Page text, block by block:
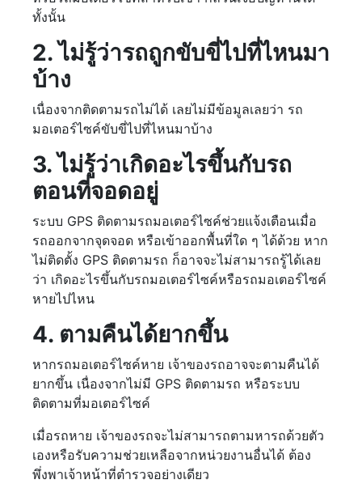
ทั้งนั้น
2. ไม่รู้ว่ารถถูกขับขี่ไปที่ไหนมา
บ้าง
เนื่องจากติดตามรถไม่ได้ เลยไม่มีข้อมูลเลยว่า รถ
มอเตอร์ไซค์ขับขี่ไปที่ไหนมาบ้าง
3. ไม่รู้ว่าเกิดอะไรขึ้นกับรถ
ตอนที่จอดอยู่
ระบบ GPS ติดตามรถมอเตอร์ไซค์ช่วยแจ้งเตือนเมื่อ
รถออกจากจุดจอด หรือเข้าออกพื้นที่ใด ๆ ได้ด้วย หาก
ไม่ติดตั้ง GPS ติดตามรถ ก็อาจจะไม่สามารถรู้ได้เลย
ว่า เกิดอะไรขึ้นกับรถมอเตอร์ไซค์หรือรถมอเตอร์ไซค์
หายไปไหน
4. ตามคืนได้ยากขึ้น
หากรถมอเตอร์ไซค์หาย เจ้าของรถอาจจะตามคืนได้
ยากขึ้น เนื่องจากไม่มี GPS ติดตามรถ หรือระบบ
ติดตามที่มอเตอร์ไซค์
เมื่อรถหาย เจ้าของรถจะไม่สามารถตามหารถด้วยตัว
เองหรือรับความช่วยเหลือจากหน่วยงานอื่นได้ ต้อง
พึ่งพาเจ้าหน้าที่ตำรวจอย่างเดียว